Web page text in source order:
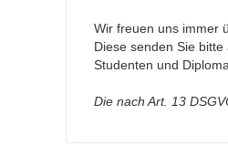
Wir freuen uns immer
Diese senden Sie bitte
Studenten und
Die nach Art. 13